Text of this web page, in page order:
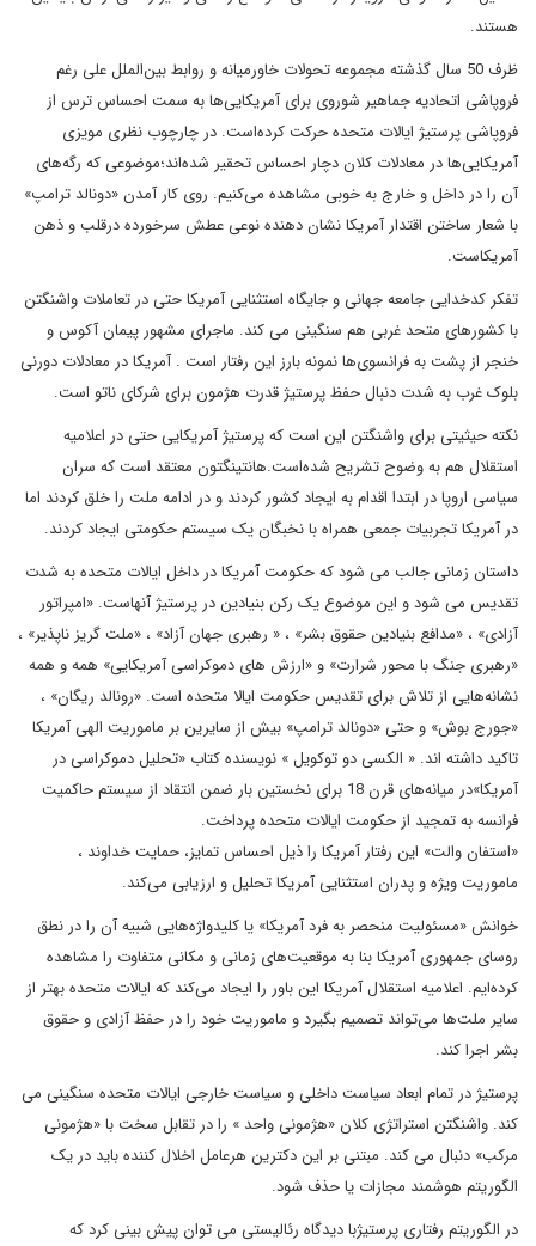
هستند.
ظرف 50 سال گذشته مجموعه تحولات خاورمیانه و روابط بین‌الملل علی رغم
فروپاشی اتحادیه جماهیر شوروی برای آمریکایی‌ها به سمت احساس ترس از
فروپاشی پرستیژ ایالات متحده حرکت کرده‌است. در چارچوب نظری مویزی
آمریکایی‌ها در معادلات کلان دچار احساس تحقیر شده‌اند؛موضوعی که رگه‌های
آن را در داخل و خارج به خوبی مشاهده می‌کنیم. روی کار آمدن «دونالد ترامپ»
با شعار ساختن اقتدار آمریکا نشان دهنده نوعی عطش سرخورده درقلب و ذهن
آمریکاست.
تفکر کدخدایی جامعه جهانی و جایگاه استثنایی آمریکا حتی در تعاملات واشنگتن
با کشورهای متحد غربی هم سنگینی می کند. ماجرای مشهور پیمان آکوس و
خنجر از پشت به فرانسوی‌ها نمونه بارز این رفتار است . آمریکا در معادلات دورنی
بلوک غرب به شدت دنبال حفظ پرستیژ قدرت هژمون برای شرکای ناتو است.
نکته حیثیتی برای واشنگتن این است که پرستیژ آمریکایی حتی در اعلامیه
استقلال هم به وضوح تشریح شده‌است.هانتینگتون معتقد است که سران
سیاسی اروپا در ابتدا اقدام به ایجاد کشور کردند و در ادامه ملت را خلق کردند اما
در آمریکا تجربیات جمعی همراه با نخبگان یک سیستم حکومتی ایجاد کردند.
داستان زمانی جالب می شود که حکومت آمریکا در داخل ایالات متحده به شدت
تقدیس می شود و این موضوع یک رکن بنیادین در پرستیژ آنهاست. «امپراتور
آزادی» ، «مدافع بنیادین حقوق بشر» ، « رهبری جهان آزاد» ، «ملت گریز ناپذیر» ،
«رهبری جنگ با محور شرارت» و «ارزش های دموکراسی آمریکایی» همه و همه
نشانه‌هایی از تلاش برای تقدیس حکومت ایالا متحده است. «رونالد ریگان» ،
«جورج بوش» و حتی «دونالد ترامپ» بیش از سایرین بر ماموریت الهی آمریکا
تاکید داشته اند. « الکسی دو توکویل » نویسنده کتاب «تحلیل دموکراسی در
آمریکا»در میانه‌های قرن 18 برای نخستین بار ضمن انتقاد از سیستم حاکمیت
فرانسه به تمجید از حکومت ایالات متحده پرداخت.
«استفان والت» این رفتار آمریکا را ذیل احساس تمایز، حمایت خداوند ،
ماموریت ویژه و پدران استثنایی آمریکا تحلیل و ارزیابی می‌کند.
خوانش «مسئولیت منحصر به فرد آمریکا» یا کلیدواژه‌هایی شبیه آن را در نطق‌
روسای جمهوری آمریکا بنا به موقعیت‌های زمانی و مکانی متفاوت را مشاهده
کرده‌ایم. اعلامیه استقلال آمریکا این باور را ایجاد می‌کند که ایالات متحده بهتر از
سایر ملت‌ها می‌تواند تصمیم بگیرد و ماموریت خود را در حفظ آزادی و حقوق
بشر اجرا کند.
پرستیژ در تمام ابعاد سیاست داخلی و سیاست خارجی ایالات متحده سنگینی می
کند. واشنگتن استراتژی کلان «هژمونی واحد » را در تقابل سخت با «هژمونی
مرکب» دنبال می کند. مبتنی بر این دکترین هرعامل اخلال کننده باید در یک
الگوریتم هوشمند مجازات یا حذف شود.
در الگوریتم رفتاری پرستیژبا دیدگاه رئالیستی می توان پیش بینی کرد که